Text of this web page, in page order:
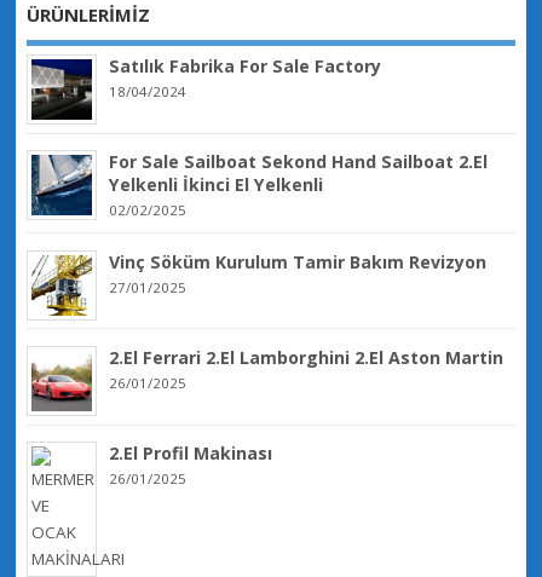
ÜRÜNLERİMİZ
Satılık Fabrika For Sale Factory
18/04/2024
For Sale Sailboat Sekond Hand Sailboat 2.El
Yelkenli İkinci El Yelkenli
02/02/2025
Vinç Söküm Kurulum Tamir Bakım Revizyon
27/01/2025
2.El Ferrari 2.El Lamborghini 2.El Aston Martin
26/01/2025
2.El Profil Makinası
26/01/2025